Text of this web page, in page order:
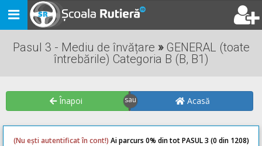
Toggle
navigation
Pasul 3 - Mediu de învățare »GENERAL (toate
întrebările) Categoria B (B, B1)
Înapoi Acasă
(Nu ești autentificat în cont!) Ai parcurs 0% din tot PASUL 3 (0 din 1208)